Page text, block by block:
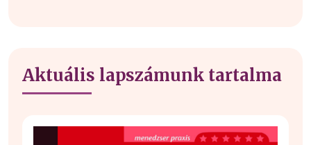
Aktuális lapszámunk tartalma